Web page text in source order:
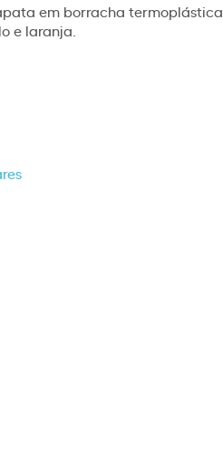
em borracha termoplástica
e laranja.